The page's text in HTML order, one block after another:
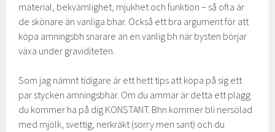
material, bekvämlighet, mjukhet och funktion – så ofta är
de skönare än vanliga bhar. Också ett bra argument för att
köpa amningsbh snarare än en vanlig bh när bysten börjar
växa under graviditeten.
Som jag nämnt tidigare är ett hett tips att köpa på sig ett
par stycken amningsbhar. Om du ammar är detta ett plagg
du kommer ha på dig KONSTANT. Bhn kommer bli nersölad
med mjölk, svettig, nerkräkt (sorry men sant) och du